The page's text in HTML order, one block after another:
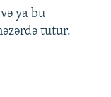
ya bu
tutur.